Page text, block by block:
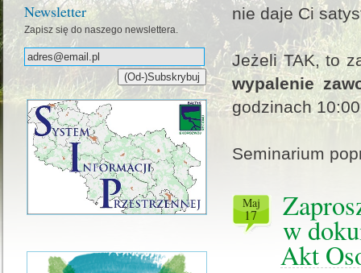
nie daje Ci
Jeżeli TAK, to
wypalenie
godzinach
Seminarium
maj
17 w
Akt
Newsletter
Zapisz się do naszego newslettera.